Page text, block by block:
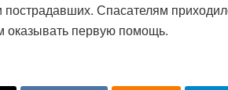
Спасателям
оказывать первую помощь.